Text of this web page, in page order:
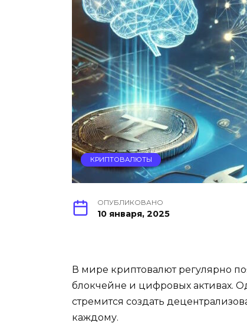
КРИПТОВАЛЮТЫ
ОПУБЛИКОВАНО
10 января, 2025
В мире криптовалют регулярно
блокчейне и цифровых активах.
стремится создать
каждому.